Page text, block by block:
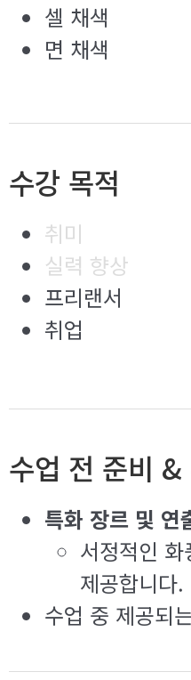
셀 채색
면 채색
수강 목적
취미
실력 향상
프리랜서
취업
수업 전 준비 &
특화 장르 및 연
서정적인
제공합니다
수업 중 제공되